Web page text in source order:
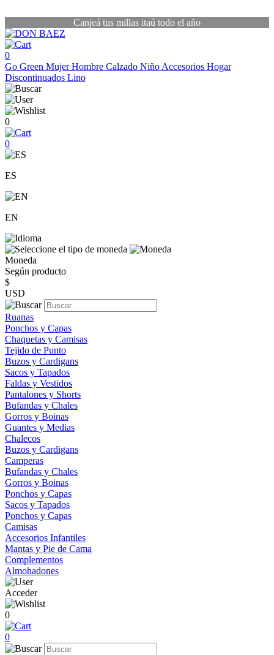
Canjeá tus millas itaú todo el año
0
Go Green MujerHombre Calzado Niño Accesorios Hogar
Discontinuados Lino
0
0
ES
EN
Moneda
Según producto
$
USD
Ruanas
Ponchos y Capas
Chaquetas y Camisas
Tejido de Punto
Buzos y Cardigans
Sacos y Tapados
Faldas y Vestidos
Pantalones y Shorts
Bufandas y Chales
Gorros y Boinas
Guantes y Medias
Chalecos
Buzos y Cardigans
Camperas
Bufandas y Chales
Gorros y Boinas
Ponchos y Capas
Sacos y Tapados
Ponchos y Capas
Camisas
Accesorios Infantiles
Mantas y Pie de Cama
Complementos
Almohadones
Acceder
0
0